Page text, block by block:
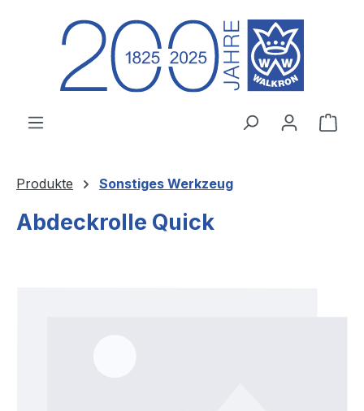
Zum Hauptinhalt springen
Produkte Sonstiges Werkzeug
Abdeckrolle Quick